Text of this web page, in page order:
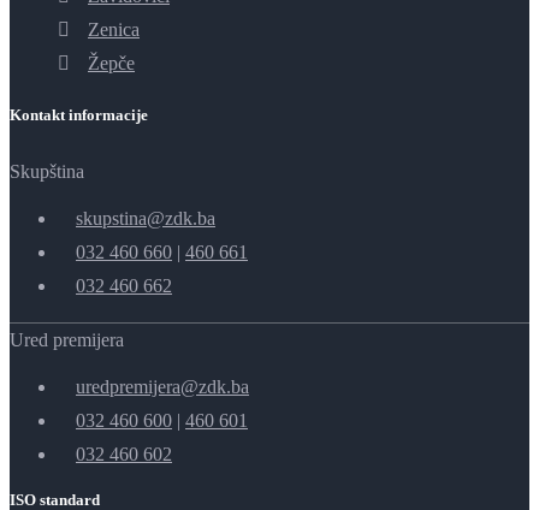
Zenica
Žepče
Kontakt informacije
Skupština
skupstina@zdk.ba
032 460 660 | 460 661
032 460 662
Ured premijera
uredpremijera@zdk.ba
032 460 600 | 460 601
032 460 602
ISO standard